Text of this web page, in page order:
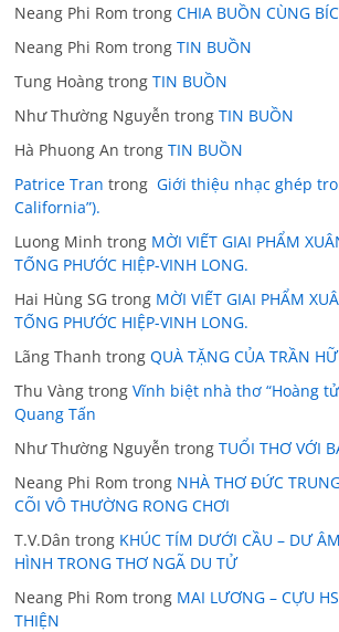
Neang Phi Rom trongCHIA BUỒN CÙNG
Neang Phi Rom trongTIN BUỒN
Tung Hoàng trongTIN BUỒN
Như Thường Nguyễn trongTIN BUỒN
Hà Phuong An trongTIN BUỒN
Patrice Tran trong Giới thiệu nhạc ghép
California”).
Luong Minh trong MỜI VIẾT GIAI PHẨM
TỐNG PHƯỚC HIỆP-VINH LONG.
Hai Hùng SG trong MỜI VIẾT GIAI PHẨM
TỐNG PHƯỚC HIỆP-VINH LONG.
Lãng Thanh trongQUÀ TẶNG CỦA TRẦN
Thu Vàng trongVĩnh biệt nhà thơ “Hoàng
Quang Tấn
Như Thường Nguyễn trongTUỔI THƠ VỚI
Neang Phi Rom trong NHÀ THƠ ĐỨC
CÕI VÔ THƯỜNG RONG CHƠI
T.V.Dân trong KHÚC TÍM DƯỚI CẦU – DƯ
HÌNH TRONG THƠ NGÃ DU TỬ
Neang Phi Rom trong MAI LƯƠNG – CỰU
THIỆN